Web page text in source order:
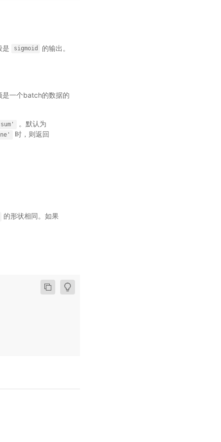
是 sigmoid
的输出。
是一个batch的数据的
。默认为
时，则返回
的形状相同。如果